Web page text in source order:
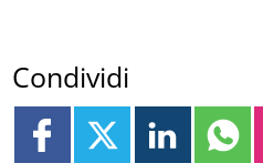
Condividi